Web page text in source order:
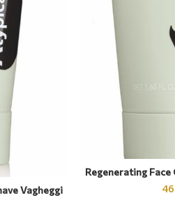
Vagheggi
Regenerating Face